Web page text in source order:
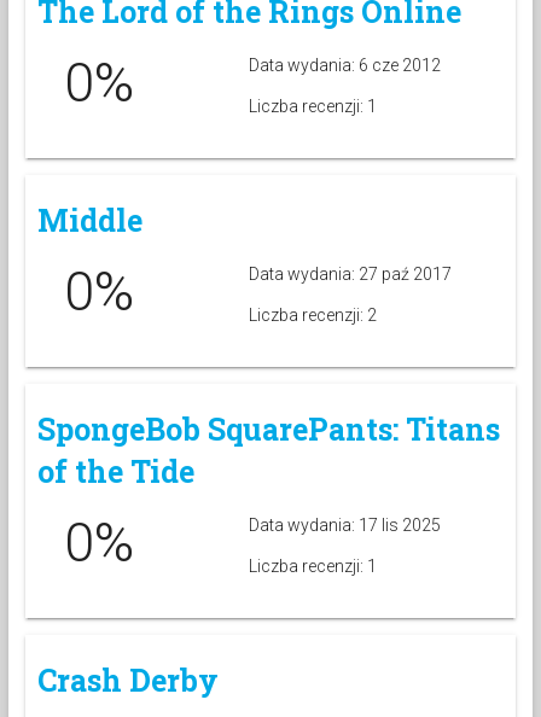
The Lord of the Rings Online
0% Data wydania: 6 cze 2012
Liczba recenzji: 1
Middle
0% Data wydania: 27 paź 2017
Liczba recenzji: 2
SpongeBob SquarePants: Titans
of the Tide
0% Data wydania: 17 lis 2025
Liczba recenzji: 1
Crash Derby